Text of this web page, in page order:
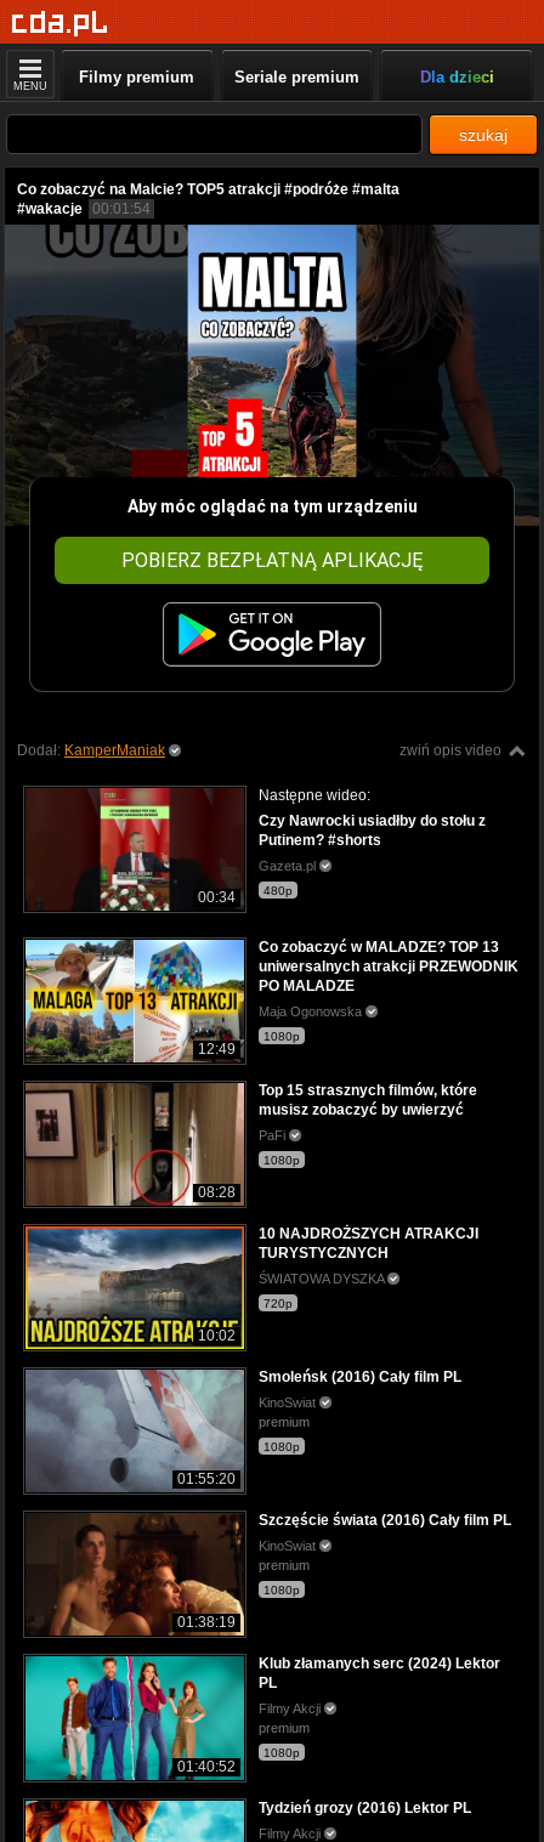
MENU Filmy premium Seriale premium Dla dzieci
szukaj
Co zobaczyć na Malcie? TOP5 atrakcji #podróże #malta
#wakacje 00:01:54
Aby móc oglądać na tym urządzeniu
POBIERZ BEZPŁATNĄ APLIKACJĘ
zwiń opis video
Dodał: KamperManiak
00:34
Następne wideo:
Czy Nawrocki usiadłby do stołu z
Putinem? #shorts
Gazeta.pl
480p
12:49
Co zobaczyć w MALADZE? TOP 13
uniwersalnych atrakcji PRZEWODNIK
PO MALADZE
Maja Ogonowska
1080p
08:28
Top 15 strasznych filmów, które
musisz zobaczyć by uwierzyć
PaFi
1080p
10:02
10 NAJDROŻSZYCH ATRAKCJI
TURYSTYCZNYCH
ŚWIATOWA DYSZKA
720p
01:55:20
Smoleńsk (2016) Cały film PL
KinoSwiat
premium
1080p
01:38:19
Szczęście świata (2016) Cały film PL
KinoSwiat
premium
1080p
01:40:52
Klub złamanych serc (2024) Lektor
PL
Filmy Akcji
premium
1080p
Tydzień grozy (2016) Lektor PL
Filmy Akcji